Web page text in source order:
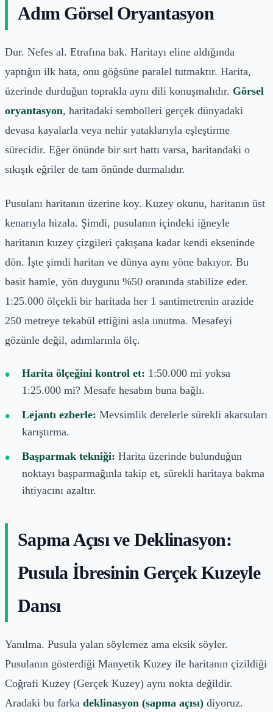
Adım Görsel Oryantasyon
Dur. Nefes al. Etrafına bak. Haritayı eline aldığında
yaptığın ilk hata, onu göğsüne paralel tutmaktır. Harita,
üzerinde durduğun toprakla aynı dili konuşmalıdır. Görsel
oryantasyon, haritadaki sembolleri gerçek dünyadaki
devasa kayalarla veya nehir yataklarıyla eşleştirme
sürecidir. Eğer önünde bir sırt hattı varsa, haritandaki o
sıkışık eğriler de tam önünde durmalıdır.
Pusulanı haritanın üzerine koy. Kuzey okunu, haritanın üst
kenarıyla hizala. Şimdi, pusulanın içindeki iğneyle
haritanın kuzey çizgileri çakışana kadar kendi ekseninde
dön. İşte şimdi haritan ve dünya aynı yöne bakıyor. Bu
basit hamle, yön duygunu %50 oranında stabilize eder.
1:25.000 ölçekli bir haritada her 1 santimetrenin arazide
250 metreye tekabül ettiğini asla unutma. Mesafeyi
gözünle değil, adımlarınla ölç.
Harita ölçeğini kontrol et: 1:50.000 mi yoksa
1:25.000 mi? Mesafe hesabın buna bağlı.
Lejantı ezberle: Mevsimlik derelerle sürekli akarsuları
karıştırma.
Başparmak tekniği: Harita üzerinde bulunduğun
noktayı başparmağınla takip et, sürekli haritaya bakma
ihtiyacını azaltır.
Sapma Açısı ve Deklinasyon:
Pusula İbresinin Gerçek Kuzeyle
Dansı
Yanılma. Pusula yalan söylemez ama eksik söyler.
Pusulanın gösterdiği Manyetik Kuzey ile haritanın çizildiği
Coğrafi Kuzey (Gerçek Kuzey) aynı nokta değildir.
Aradaki bu farka deklinasyon (sapma açısı) diyoruz.